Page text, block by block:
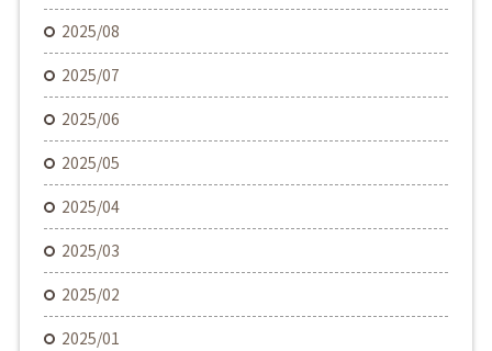
2025/08
2025/07
2025/06
2025/05
2025/04
2025/03
2025/02
2025/01